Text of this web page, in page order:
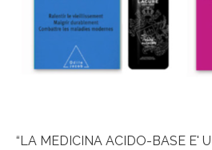
“LA MEDICINA ACIDO-BASE E'